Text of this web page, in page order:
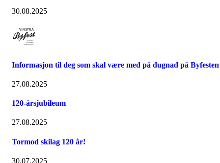
30.08.2025
Informasjon til deg som skal være med på dugnad på Byfesten
27.08.2025
120-årsjubileum
27.08.2025
Tormod skilag 120 år!
30.07.2025